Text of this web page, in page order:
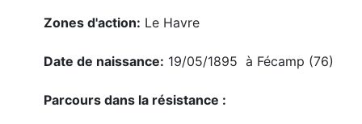
Zones d'action: Le Havre
Date de naissance: 19/05/1895 à Fécamp (76)
Parcours dans la résistance :